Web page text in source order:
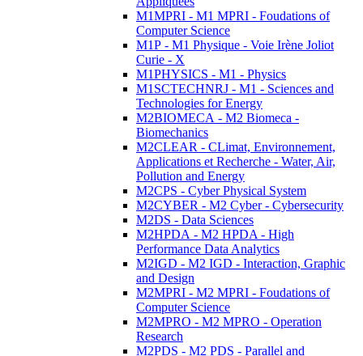
M1MPRI - M1 MPRI - Foudations of
Computer Science
M1P - M1 Physique - Voie Irène Joliot
Curie - X
M1PHYSICS - M1 - Physics
M1SCTECHNRJ - M1 - Sciences and
Technologies for Energy
M2BIOMECA - M2 Biomeca -
Biomechanics
M2CLEAR - CLimat, Environnement,
Applications et Recherche - Water, Air,
Pollution and Energy
M2CPS - Cyber Physical System
M2CYBER - M2 Cyber - Cybersecurity
M2DS - Data Sciences
M2HPDA - M2 HPDA - High
Performance Data Analytics
M2IGD - M2 IGD - Interaction, Graphic
and Design
M2MPRI - M2 MPRI - Foudations of
Computer Science
M2MPRO - M2 MPRO - Operation
Research
M2PDS - M2 PDS - Parallel and